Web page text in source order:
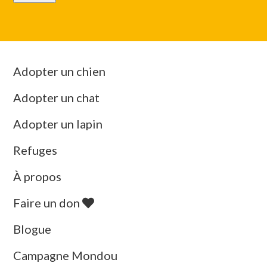
Adopter un chien
Adopter un chat
Adopter un lapin
Refuges
À propos
Faire un don
Blogue
Campagne Mondou